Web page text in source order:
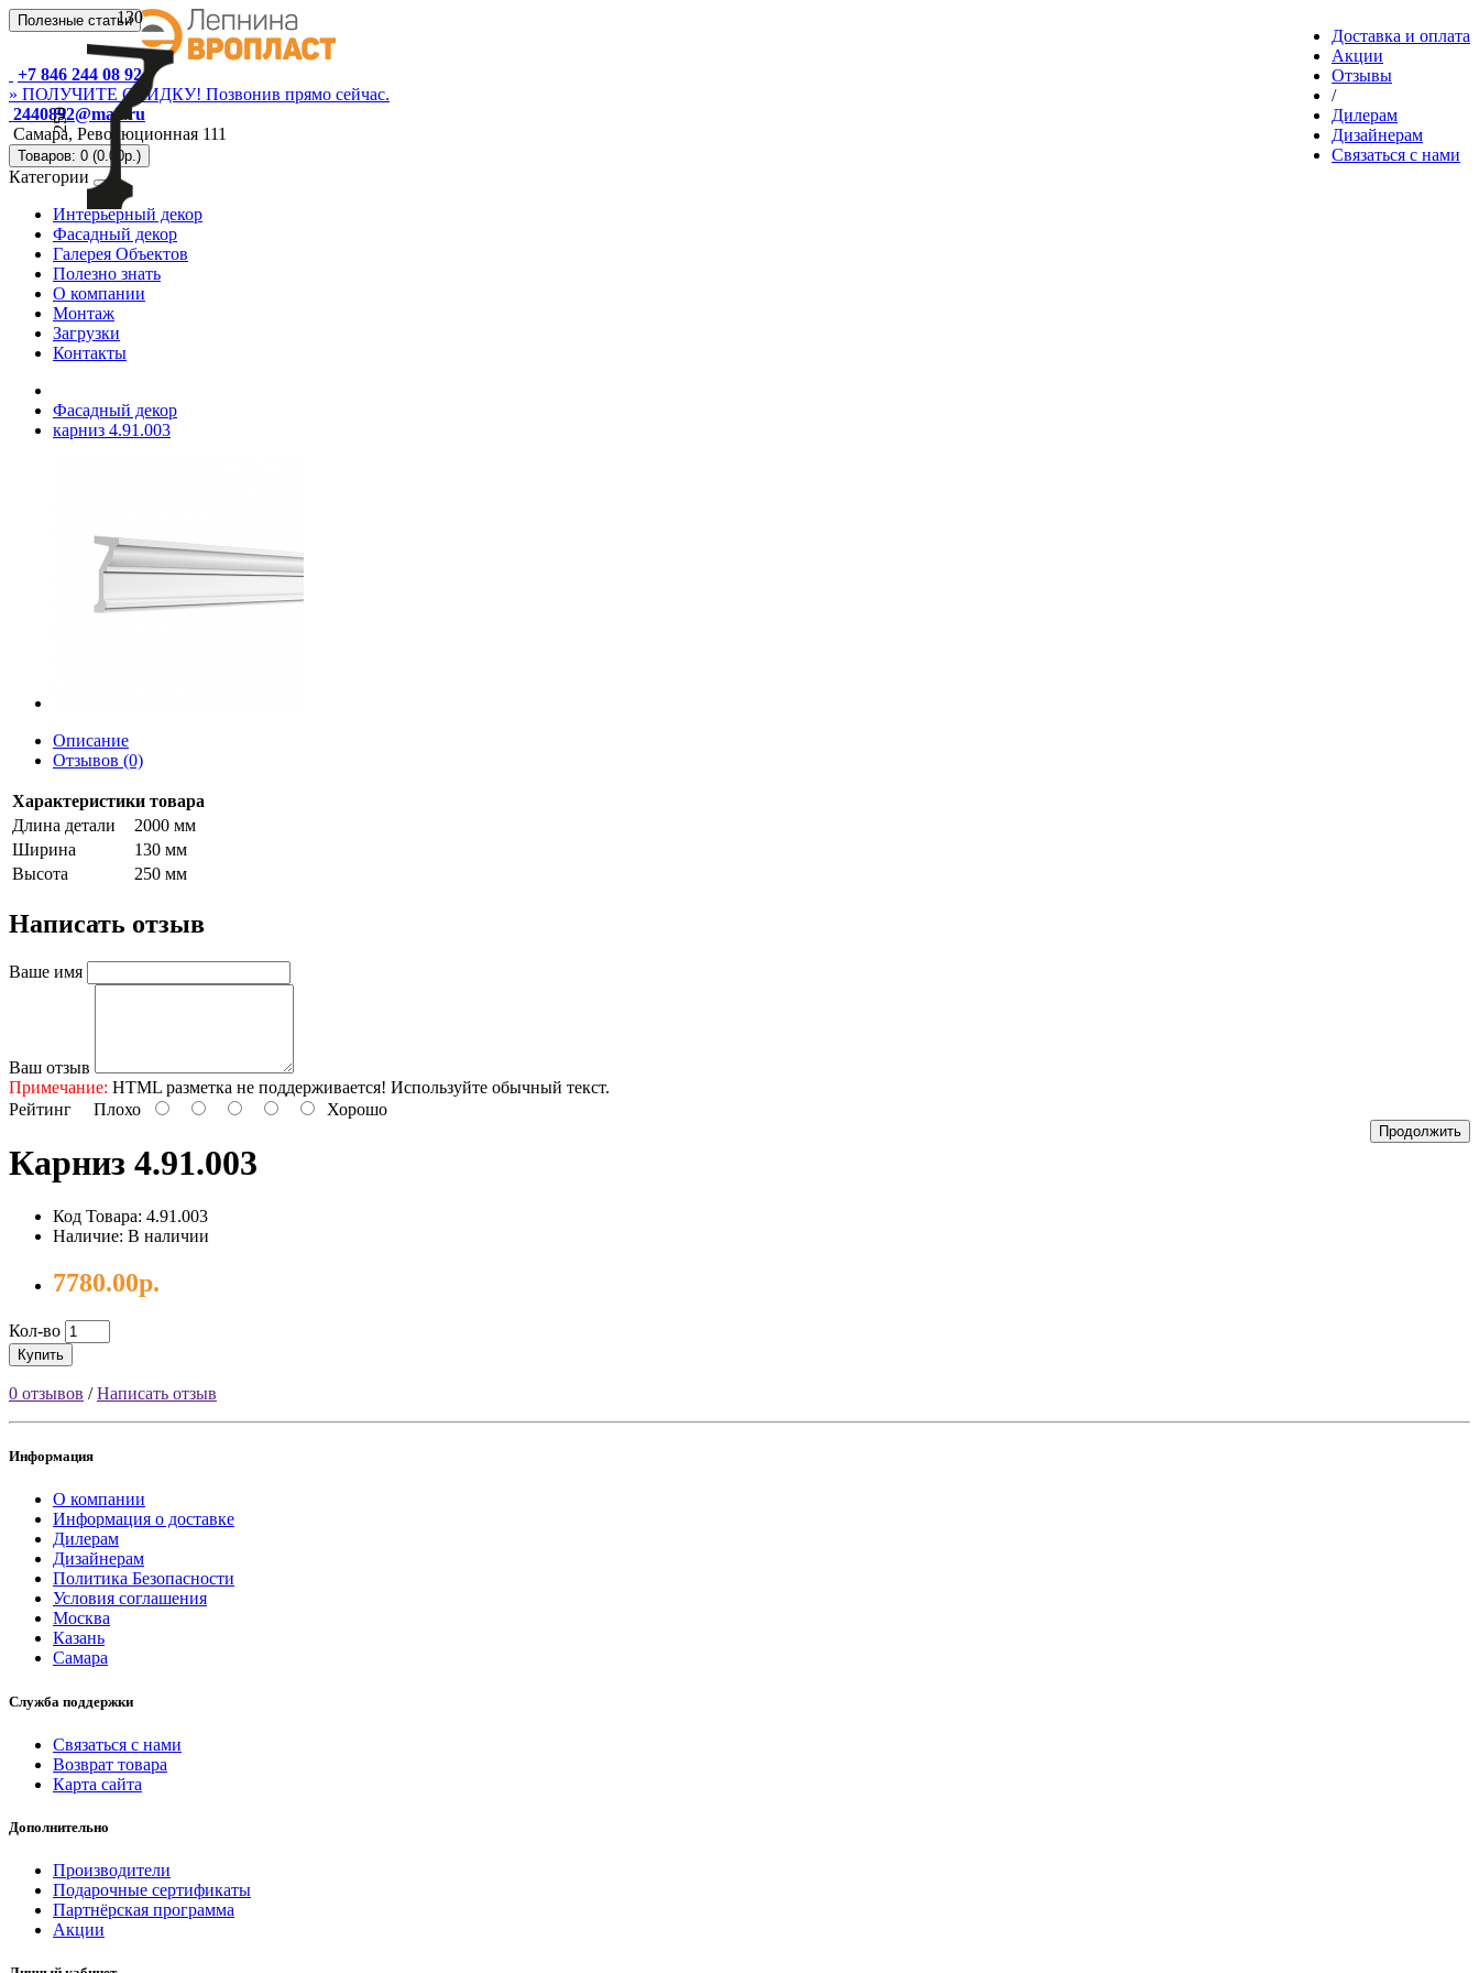
Полезные статьи
Доставка и оплата
Акции
Отзывы
/
Дилерам
Дизайнерам
Связаться с нами
+7 846 244 08 92
» ПОЛУЧИТЕ СКИДКУ! Позвонив прямо сейчас.
2440892@mail.ru
Самара, Революционная 111
Товаров: 0 (0.00р.)
Категории
Интерьерный декор
Фасадный декор
Галерея Объектов
Полезно знать
О компании
Монтаж
Загрузки
Контакты
Фасадный декор
карниз 4.91.003
Описание
Отзывов (0)
Характеристики товара
Длина детали
2000 мм
Ширина
130 мм
Высота
250 мм
130
250
Написать отзыв
Ваше имя
Ваш отзыв
Примечание: HTML разметка не поддерживается! Используйте обычный текст.
Рейтинг Плохо Хорошо
Продолжить
Карниз 4.91.003
Код Товара: 4.91.003
Наличие: В наличии
7780.00р.
Кол-во
Купить
0 отзывов /Написать отзыв
Информация
О компании
Информация о доставке
Дилерам
Дизайнерам
Политика Безопасности
Условия соглашения
Москва
Казань
Самара
Служба поддержки
Связаться с нами
Возврат товара
Карта сайта
Дополнительно
Производители
Подарочные сертификаты
Партнёрская программа
Акции